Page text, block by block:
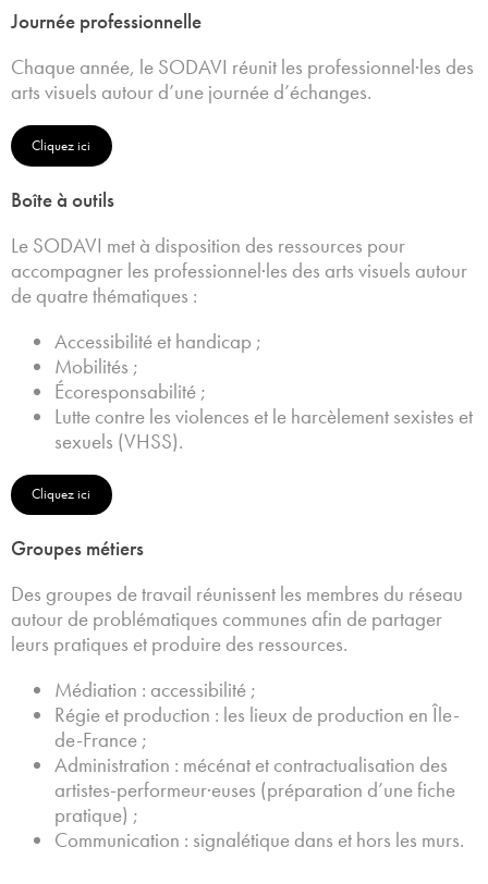
Journée professionnelle
Chaque année, le SODAVI réunit les professionnel·les des
arts visuels autour d’une journée d’échanges.
Cliquez ici
Boîte à outils
Le SODAVI met à disposition des ressources pour
accompagner les professionnel·les des arts visuels autour
de quatre thématiques :
Accessibilité et handicap ;
Mobilités ;
Écoresponsabilité ;
Lutte contre les violences et le harcèlement sexistes et
sexuels (VHSS).
Cliquez ici
Groupes métiers
Des groupes de travail réunissent les membres du réseau
autour de problématiques communes afin de partager
leurs pratiques et produire des ressources.
Médiation : accessibilité ;
Régie et production : les lieux de production en Île-
de-France ;
Administration : mécénat et contractualisation des
artistes-performeur·euses (préparation d’une fiche
pratique) ;
Communication : signalétique dans et hors les murs.